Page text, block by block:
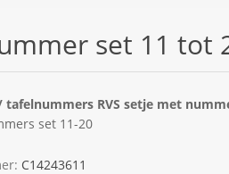
set 11 tot
tafelnummers RVS setje met
set 11-20
C14243611